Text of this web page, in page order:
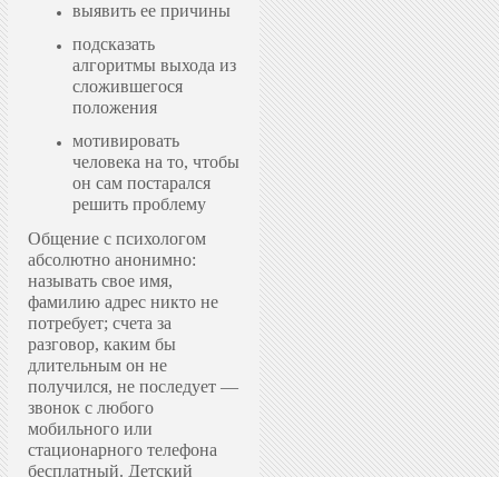
выявить ее причины
подсказать
алгоритмы выхода из
сложившегося
положения
мотивировать
человека на то, чтобы
он сам постарался
решить проблему
Общение с психологом
абсолютно анонимно:
называть свое имя,
фамилию адрес никто не
потребует; счета за
разговор, каким бы
длительным он не
получился, не последует —
звонок с любого
мобильного или
стационарного телефона
бесплатный. Детский